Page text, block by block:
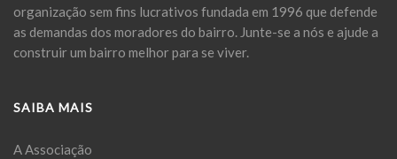
organização sem fins lucrativos fundada em 1996 que defende
as demandas dos moradores do bairro. Junte-se a nós e ajude a
construir um bairro melhor para se viver.
SAIBA MAIS
A Associação